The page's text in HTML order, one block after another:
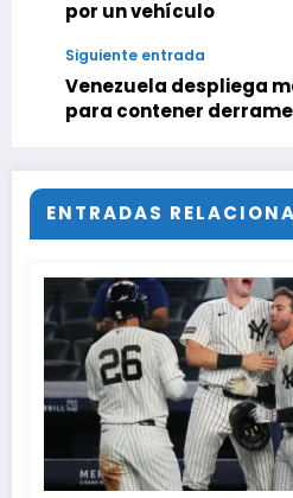
por un vehículo
Siguiente entrada
Venezuela despliega
para contener
ENTRADAS